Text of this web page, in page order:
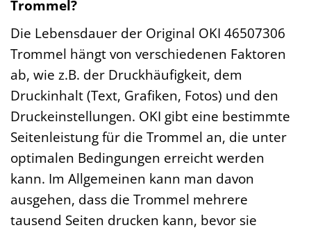
Trommel?
Die Lebensdauer der Original OKI 46507306
Trommel hängt von verschiedenen Faktoren
ab, wie z.B. der Druckhäufigkeit, dem
Druckinhalt (Text, Grafiken, Fotos) und den
Druckeinstellungen. OKI gibt eine bestimmte
Seitenleistung für die Trommel an, die unter
optimalen Bedingungen erreicht werden
kann. Im Allgemeinen kann man davon
ausgehen, dass die Trommel mehrere
tausend Seiten drucken kann, bevor sie